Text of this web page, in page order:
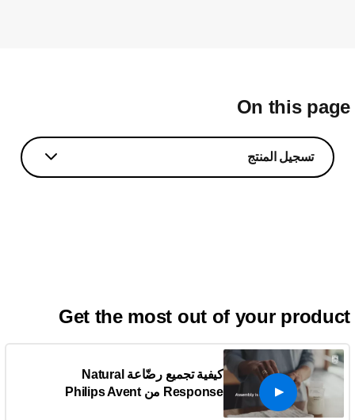
On this
تسجيل المنتج
Get the most out of your
كيفية تجميع رضّاعة Natural
Response من Philips Avent